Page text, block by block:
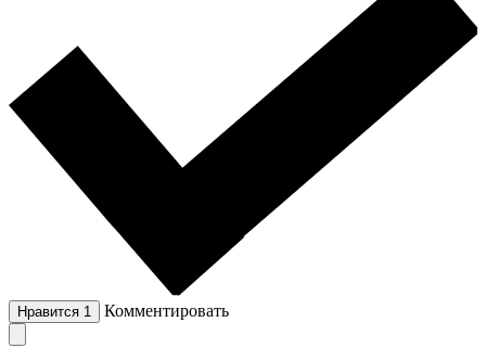
Нравится 1 Комментировать